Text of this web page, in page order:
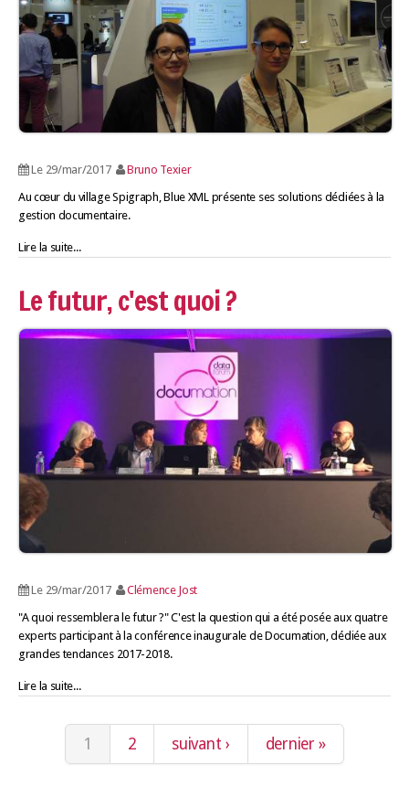
Le 29/mar/2017
Bruno Texier
Au cœur du village Spigraph, Blue XML présente ses solutions dédiées à la
gestion documentaire.
Lire la suite...
Le futur, c'est quoi ?
Le 29/mar/2017
Clémence Jost
"A quoi ressemblera le futur ?" C'est la question qui a été posée aux quatre
experts participant à la conférence inaugurale de Documation, dédiée aux
grandes tendances 2017-2018.
Lire la suite...
1 2 suivant › dernier »